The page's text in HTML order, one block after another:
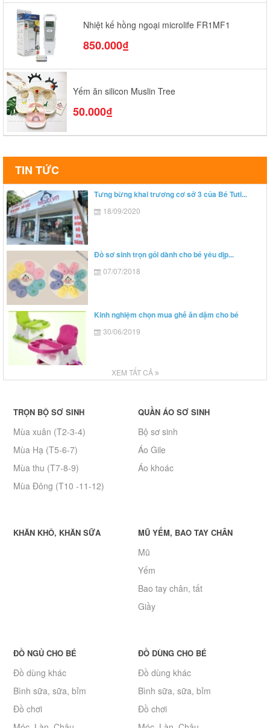
Nhiệt kế hồng ngoại microlife FR1MF1
850.000₫
Yếm ăn silicon Muslin Tree
50.000₫
TIN TỨC
Tưng bừng khai trương cơ sở 3 của Bé Tuti...
18/09/2020
Đồ sơ sinh trọn gói dành cho bé yêu dịp...
07/07/2018
Kinh nghiệm chọn mua ghế ăn dặm cho bé
30/06/2019
XEM TẤT CẢ
TRỌN BỘ SƠ SINH
Mùa xuân (T2-3-4)
Mùa Hạ (T5-6-7)
Mùa thu (T7-8-9)
Mùa Đông (T10 -11-12)
QUẦN ÁO SƠ SINH
Bộ sơ sinh
Áo Gile
Áo khoác
KHĂN KHÔ, KHĂN SỮA MŨ YẾM, BAO TAY CHÂN
Mũ
Yếm
Bao tay chân, tất
Giầy
ĐỒ NGỦ CHO BÉ
Đồ dùng khác
Bình sữa, sữa, bỉm
Đồ chơi
ĐỒ DÙNG CHO BÉ
Đồ dùng khác
Bình sữa, sữa, bỉm
Đồ chơi